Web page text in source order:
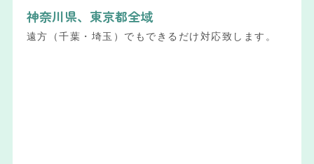
神奈川県、東京都全域
遠方（千葉・埼玉）でもできるだけ対応致します。